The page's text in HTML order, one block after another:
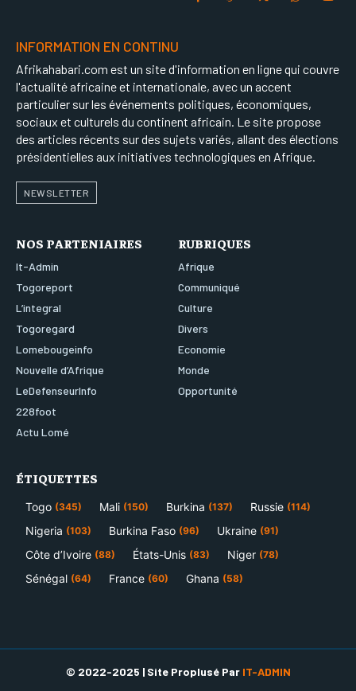
INFORMATION EN CONTINU
Afrikahabari.com est un site d'information en ligne qui couvre
l'actualité africaine et internationale, avec un accent
particulier sur les événements politiques, économiques,
sociaux et culturels du continent africain. Le site propose
des articles récents sur des sujets variés, allant des élections
présidentielles aux initiatives technologiques en Afrique.
NEWSLETTER
NOS PARTENIAIRES
It-Admin
Togoreport
L’integral
Togoregard
Lomebougeinfo
Nouvelle d’Afrique
LeDefenseurInfo
228foot
Actu Lomé
RUBRIQUES
Afrique
Communiqué
Culture
Divers
Economie
Monde
Opportunité
ÉTIQUETTES
Togo (345) Mali (150) Burkina (137) Russie (114)
Nigeria (103) Burkina Faso (96) Ukraine (91)
Côte d’Ivoire (88) États-Unis (83) Niger (78)
Sénégal (64) France (60) Ghana (58)
© 2022-2025 | Site Proplusé Par IT-ADMIN